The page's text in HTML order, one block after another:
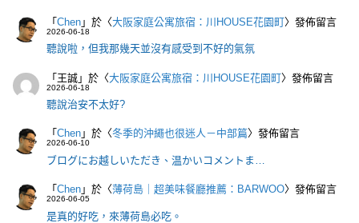
「Chen 」於〈大阪家庭公寓旅宿：川HOUSE花園町〉發佈留言
2026-06-18
聽說啦，但我那幾天並沒有感受到不好的氣氛
「王誠 」於〈大阪家庭公寓旅宿：川HOUSE花園町〉發佈留言
2026-06-18
聽說治安不太好?
「Chen 」於〈冬季的沖繩也很迷人－中部篇〉發佈留言
2026-06-10
ブログにお越しいただき、温かいコメントま…
「Chen 」於〈薄荷島｜超美味餐廳推薦：BARWOO〉發佈留言
2026-06-05
是真的好吃，來薄荷島必吃。